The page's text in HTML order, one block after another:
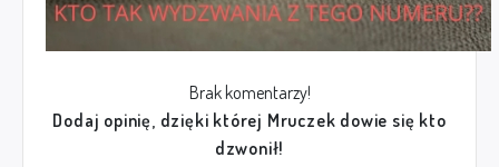
Brak komentarzy!
Dodaj opinię, dzięki której Mruczek dowie się kto
dzwonił!